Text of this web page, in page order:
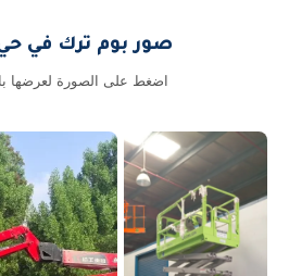
صور بوم ترك في
اضغط على الصورة لعرضها